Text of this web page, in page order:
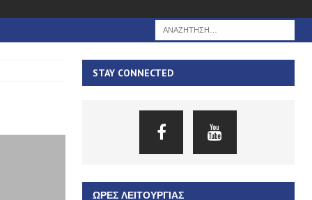
STAY CONNECTED
ΏΡΕΣ ΛΕΙΤΟΥΡΓΊΑΣ